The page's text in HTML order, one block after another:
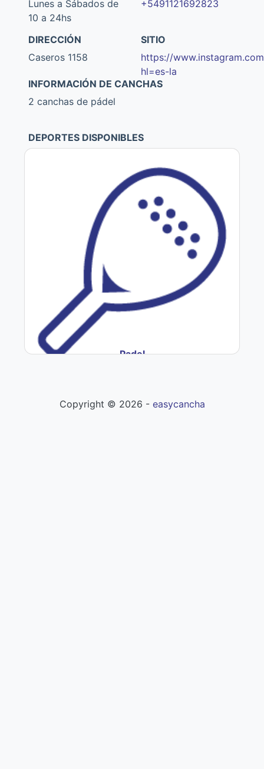
Lunes a Sábados de
10 a 24hs
+5491121692823
DIRECCIÓN
Caseros 1158
SITIO
https://
hl=es-la
INFORMACIÓN DE CANCHAS
2 canchas de pádel
DEPORTES DISPONIBLES
Padel
Copyright © 2026 - easycancha